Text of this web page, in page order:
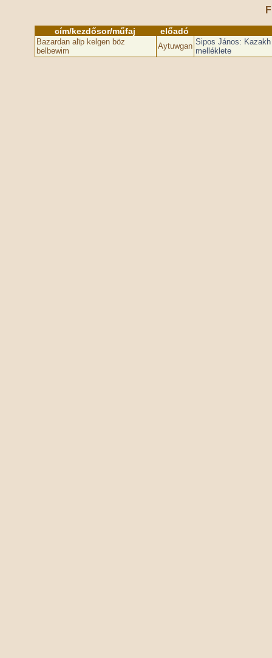
cím/kezdősor/műfaj előadó
Bazardan alϊp kelgen böz
belbewim
Aytuwgan Sipos János:
melléklete